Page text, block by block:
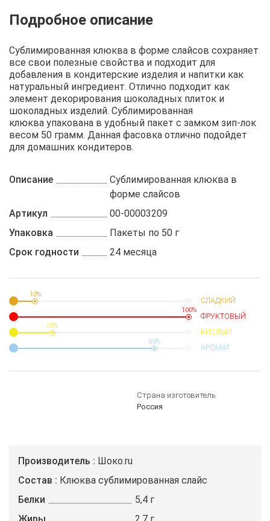
Описание Отзывы Рецепты
Сублимированная клюква в форме слайсов сохраняет
все свои полезные свойства и подходит для
добавления в кондитерские изделия и напитки как
натуральный ингредиент. Отлично подходит как
элемент декорирования шоколадных плиток и
шоколадных изделий. Сублимированная
клюква упакована в удобный пакет с замком зип-лок
весом 50 грамм. Данная фасовка отлично подойдет
для домашних кондитеров.
Описание
Сублимированная клюква в
форме слайсов
Артикул
00-00003209
Упаковка
Пакеты по 50 г
Срок годности
24 месяца
10%
СЛАДКИЙ
100%
ФРУКТОВЫЙ
20%
КИСЛЫЙ
80%
АРОМАТ
Страна изготовитель
Россия
Производитель
Шоко.ru
Состав
Клюква сублимированная слайс
Белки
5,4 г